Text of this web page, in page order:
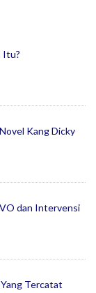
Itu?
Kang Dicky
dan Intervensi
Tercatat